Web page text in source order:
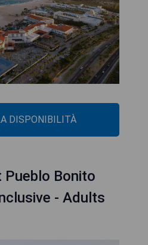
DISPONIBILITÀ
Pueblo Bonito
- Adults